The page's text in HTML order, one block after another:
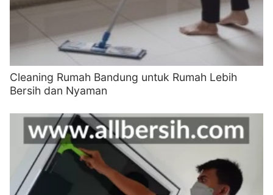
Cleaning Rumah Bandung untuk Rumah Lebih
Bersih dan Nyaman